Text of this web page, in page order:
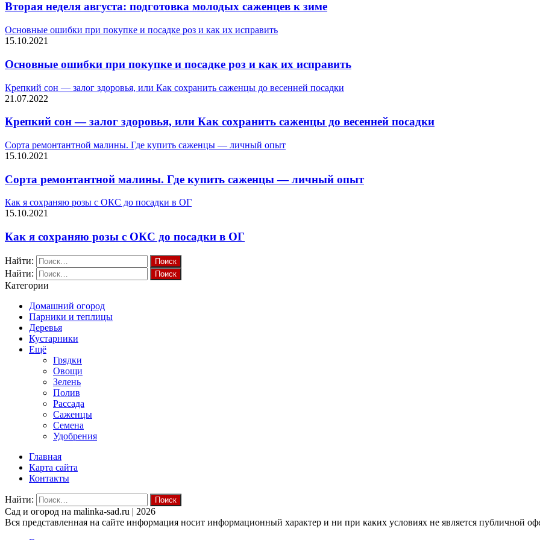
Вторая неделя августа: подготовка молодых саженцев к зиме
Основные ошибки при покупке и посадке роз и как их исправить
15.10.2021
Основные ошибки при покупке и посадке роз и как их исправить
Крепкий сон — залог здоровья, или Как сохранить саженцы до весенней посадки
21.07.2022
Крепкий сон — залог здоровья, или Как сохранить саженцы до весенней посадки
Сорта ремонтантной малины. Где купить саженцы — личный опыт
15.10.2021
Сорта ремонтантной малины. Где купить саженцы — личный опыт
Как я сохраняю розы с ОКС до посадки в ОГ
15.10.2021
Как я сохраняю розы с ОКС до посадки в ОГ
Найти:
Найти:
Категории
Домашний огород
Парники и теплицы
Деревья
Кустарники
Ещё
Грядки
Овощи
Зелень
Полив
Рассада
Саженцы
Семена
Удобрения
Главная
Карта сайта
Контакты
Найти:
Cад и огород на malinka-sad.ru | 2026
Вся представленная на сайте информация носит информационный характер и ни при каких условиях не является публичной